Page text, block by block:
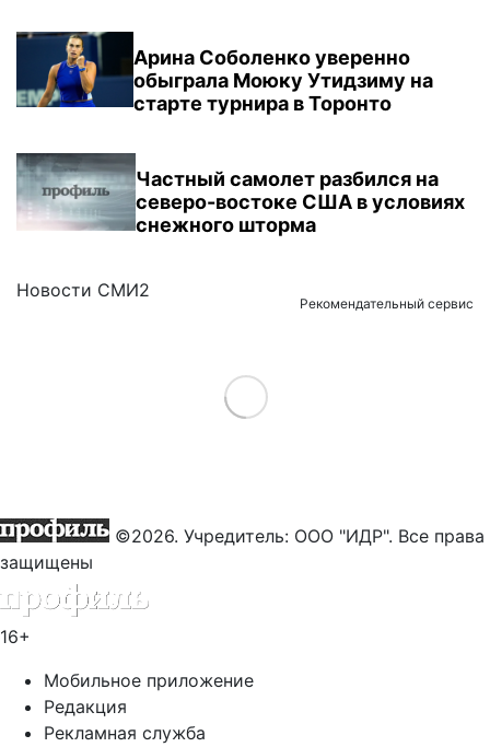
Арина Соболенко уверенно
обыграла Моюку Утидзиму на
старте турнира в Торонто
Частный самолет разбился на
северо-востоке США в условиях
снежного шторма
Новости СМИ2
Рекомендательный сервис
Load More
©2026. Учредитель: ООО "ИДР". Все права
защищены
16+
Мобильное приложение
Редакция
Рекламная служба